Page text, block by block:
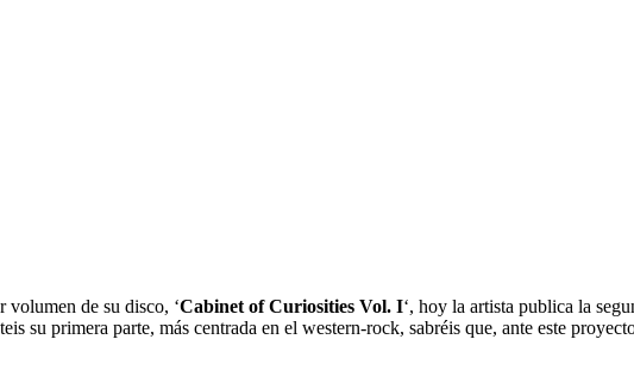
volumen de su disco, ‘Cabinet of Curiosities Vol. I‘, hoy la artista publica la
su primera parte, más centrada en el western-rock, sabréis que, ante este